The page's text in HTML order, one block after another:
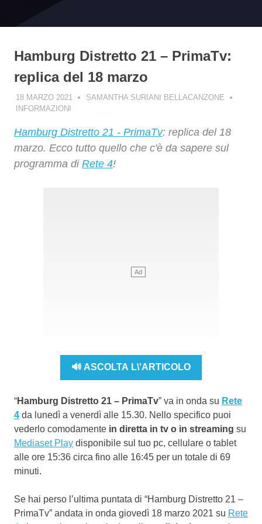
Hamburg Distretto 21 – PrimaTv:
replica del 18 marzo
18 MARZO 2021
SAMANTHA SURIANI BELLACANZONE
INFORMAZIONI
Hamburg Distretto 21 - PrimaTv: replica del 18
marzo. Ecco tutto quello che c'è da sapere sul
programma di Rete 4!
🔊 ASCOLTA L\'ARTICOLO
“Hamburg Distretto 21 – PrimaTv” va in onda su Rete
4 da lunedì a venerdì alle 15.30. Nello specifico puoi
vederlo comodamente in diretta in tv o in streaming su
Mediaset Play disponibile sul tuo pc, cellulare o tablet
alle ore 15:36 circa fino alle 16:45 per un totale di 69
minuti.
Se hai perso l’ultima puntata di “Hamburg Distretto 21 –
PrimaTv” andata in onda giovedì 18 marzo 2021 su Rete